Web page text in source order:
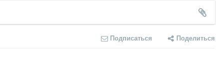
Подписаться Поделиться